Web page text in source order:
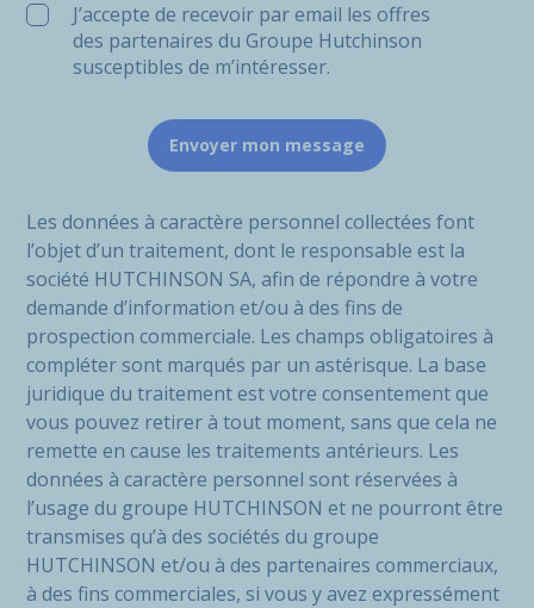
J’accepte de recevoir par email les offres
des partenaires du Groupe Hutchinson
susceptibles de m’intéresser.
Les données à caractère personnel collectées font
l’objet d’un traitement, dont le responsable est la
société HUTCHINSON SA, afin de répondre à votre
demande d’information et/ou à des fins de
prospection commerciale. Les champs obligatoires à
compléter sont marqués par un astérisque. La base
juridique du traitement est votre consentement que
vous pouvez retirer à tout moment, sans que cela ne
remette en cause les traitements antérieurs. Les
données à caractère personnel sont réservées à
l’usage du groupe HUTCHINSON et ne pourront être
transmises qu’à des sociétés du groupe
HUTCHINSON et/ou à des partenaires commerciaux,
à des fins commerciales, si vous y avez expressément